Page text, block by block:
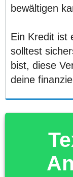
bewältigen
Ein Kredit ist
solltest
bist, diese
deine